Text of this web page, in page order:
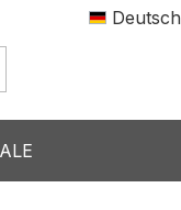
Deutsch